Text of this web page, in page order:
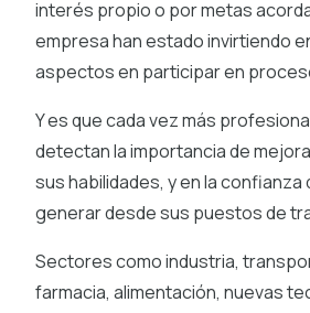
interés propio o por metas
empresa han estado invirtiendo
aspectos en participar en
Y es que cada vez más
detectan la importancia de
sus habilidades, y en la confianza
generar desde sus puestos de
Sectores como industria,
farmacia, alimentación, nuevas